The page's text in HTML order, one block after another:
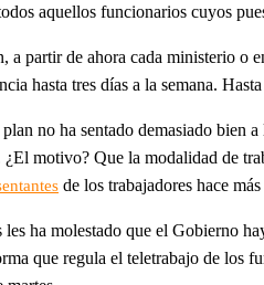
aquellos funcionarios cuyos
a partir de ahora cada ministerio o
hasta tres días a la semana.
no ha sentado demasiado bien
¿El motivo? Que la modalidad de
de los trabajadores hace
ha molestado que el Gobierno
que regula el teletrabajo de los